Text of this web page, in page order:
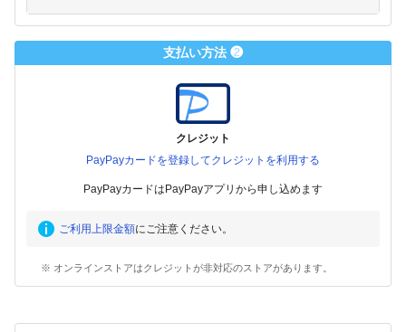
支払い方法 ❷
クレジット
PayPayカードを登録してクレジットを利用する
PayPayカードはPayPayアプリから申し込めます
ご利用上限金額にご注意ください。
※ オンラインストアはクレジットが非対応のストアがあります。